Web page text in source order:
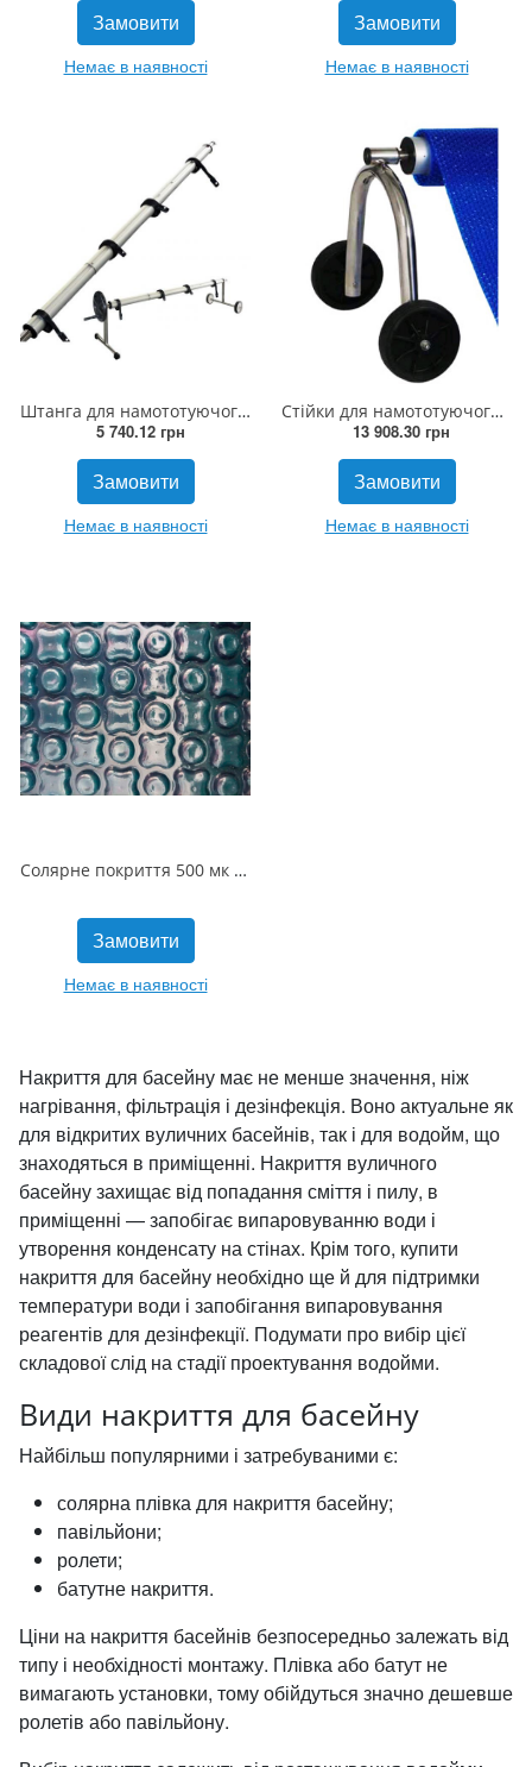
Замовити
Немає в наявності
Замовити
Немає в наявності
Штанга для намототуючого пристрою мобільна 3х2.44м (8342) Cixi (до 60кг)
5 740.12 грн
Замовити
Немає в наявності
Стійки для намототуючого пристрою мобільні А304 Flexinox (Іспанія)
13 908.30 грн
Замовити
Немає в наявності
Солярне покриття 500 мк (ширина 6м)
Замовити
Немає в наявності
Накриття для басейну має не менше значення, ніж
нагрівання, фільтрація і дезінфекція. Воно актуальне як
для відкритих вуличних басейнів, так і для водойм, що
знаходяться в приміщенні. Накриття вуличного
басейну захищає від попадання сміття і пилу, в
приміщенні — запобігає випаровуванню води і
утворення конденсату на стінах. Крім того, купити
накриття для басейну необхідно ще й для підтримки
температури води і запобігання випаровування
реагентів для дезінфекції. Подумати про вибір цієї
складової слід на стадії проектування водойми.
Види накриття для басейну
Найбільш популярними і затребуваними є:
солярна плівка для накриття басейну;
павільйони;
ролети;
батутне накриття.
Ціни на накриття басейнів безпосередньо залежать від
типу і необхідності монтажу. Плівка або батут не
вимагають установки, тому обійдуться значно дешевше
ролетів або павільйону.